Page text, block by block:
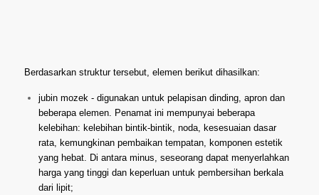
Berdasarkan struktur tersebut, elemen berikut dihasilkan:
jubin mozek - digunakan untuk pelapisan dinding, apron dan
beberapa elemen. Penamat ini mempunyai beberapa
kelebihan: kelebihan bintik-bintik, noda, kesesuaian dasar
rata, kemungkinan pembaikan tempatan, komponen estetik
yang hebat. Di antara minus, seseorang dapat menyerlahkan
harga yang tinggi dan keperluan untuk pembersihan berkala
dari lipit;